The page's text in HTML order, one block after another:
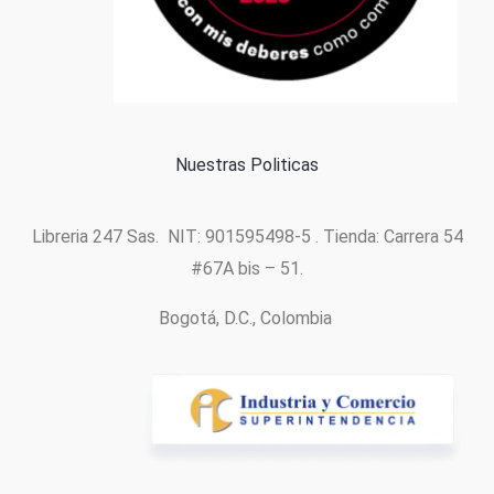
Formas de pago
Nuestras Politicas
Libreria 247 Sas. NIT: 901595498-5 . Tienda: Carrera 54
#67A bis – 51.
Bogotá, D.C., Colombia